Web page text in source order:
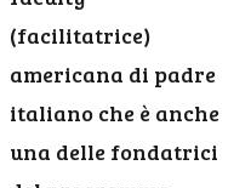
(facilitatrice)
americana di padre
italiano che è anche
una delle fondatrici